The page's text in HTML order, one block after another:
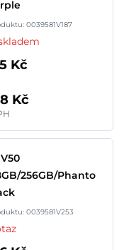
0039581V187
Kč
Kč
256GB/Phanto
0039581V253